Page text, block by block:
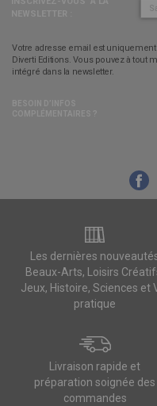
Votre adresse email est
Diverti Editions. Vous pouvez à
intégré dans la newsletter.
Les dernières
Beaux-Arts, Loisirs
Jeux, Histoire, Sciences et
pratique
Livraison rapide et
préparation soignée des
commandes